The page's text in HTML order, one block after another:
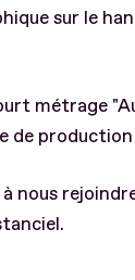
sur le
métrage
de
nous